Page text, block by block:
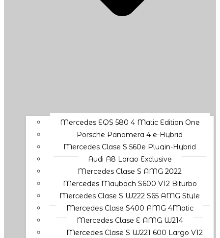
Mercedes EQS 580 4 Matic Edition One
Porsche Panamera 4 e-Hybrid
Mercedes Clase S 560e Plugin-Hybrid
Audi A8 Largo Exclusive
Mercedes Clase S AMG 2022
Mercedes Maybach S600 V12 Biturbo
Mercedes Clase S W222 S65 AMG Style
Mercedes Clase S400 AMG 4Matic
Mercedes Clase E AMG W214
Mercedes Clase S W221 600 Largo V12